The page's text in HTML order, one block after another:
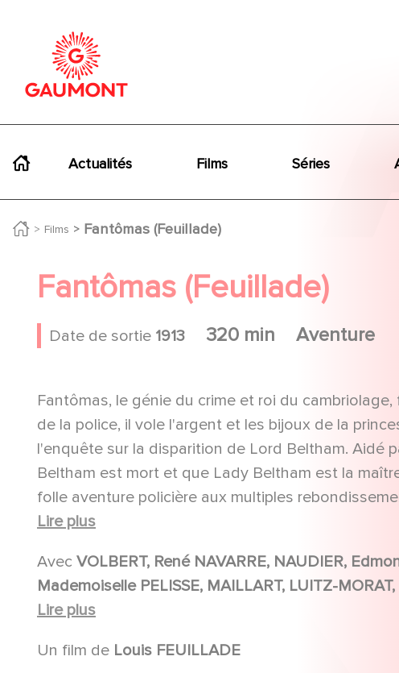
Actualités Films Séries
Films Fantômas (Feuillade)
Fantômas (Feuillade)
Date de sortie 1913 320 min Aventure
Fantômas, le génie du crime et roi du
de la police, il vole l'argent et les bijoux de la
l'enquête sur la disparition de Lord Beltham. Aidé
Beltham est mort et que Lady Beltham est la
folle aventure policière aux multiples
muet, tourné dans un Paris aujourd'hui disparu...
Lire plus
Avec
Mademoiselle PELISSE, MAILLART, LUITZ-MORAT, Mademoiselle PELISSE, Suzanne LE BRET, André
LUGUET, LUITZ-MORAT, Fabienne FABREGES, Yvette ANDREYOR, Edmond BRÉON, René NAVARRE,
ANNULE, Edmond BRÉON, MESNERY, MAURY, Marthe VINOT, Laurent MORLAS, René NAVARRE,
Lire plus
Un film de Louis FEUILLADE